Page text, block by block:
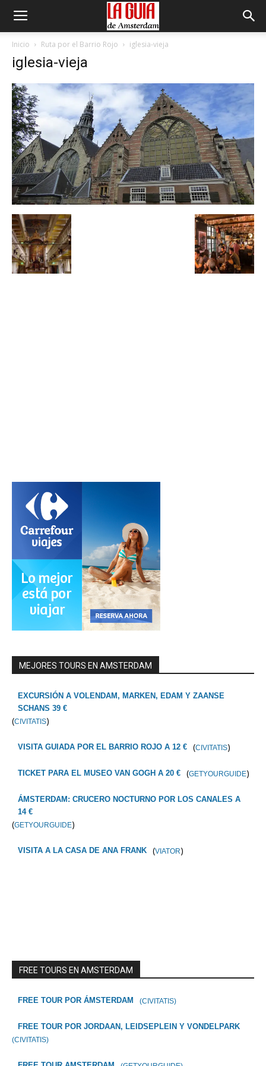
Inicio Ruta por el Barrio Rojo iglesia-vieja
iglesia-vieja
MEJORES TOURS EN AMSTERDAM
EXCURSIÓN A VOLENDAM, MARKEN, EDAM Y ZAANSE
SCHANS 39 €
(CIVITATIS)
VISITA GUIADA POR EL BARRIO ROJO A 12 € (CIVITATIS)
TICKET PARA EL MUSEO VAN GOGH A 20 € (GETYOURGUIDE)
ÁMSTERDAM: CRUCERO NOCTURNO POR LOS CANALES A
14 €
(GETYOURGUIDE)
VISITA A LA CASA DE ANA FRANK (VIATOR)
FREE TOURS EN AMSTERDAM
FREE TOUR POR ÁMSTERDAM (CIVITATIS)
FREE TOUR POR JORDAAN, LEIDSEPLEIN Y VONDELPARK
(CIVITATIS)